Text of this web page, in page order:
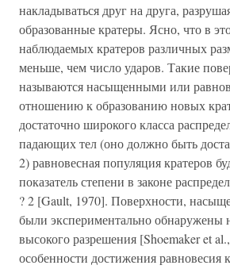
накладываться друг на друга,
образованные кратеры. Ясно, что в
наблюдаемых кратеров различных
меньше, чем число ударов. Такие
называются насыщенными или
отношению к образованию новых
достаточно широкого класса
падающих тел (оно должно быть
2) равновесная популяция кратеров
показатель степени в законе
? 2 [Gault, 1970]. Поверхности,
были экспериментально
высокого разрешения [Shoemaker et
особенности достижения равновесия